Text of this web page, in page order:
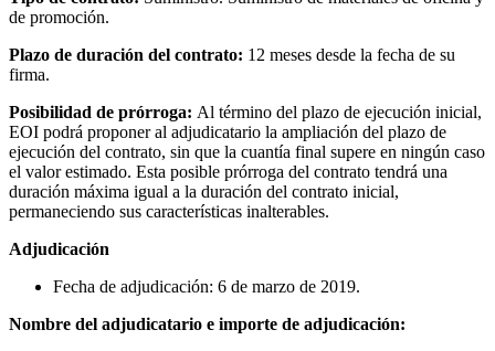
de promoción.
Plazo de duración del contrato: 12 meses desde la fecha de su
firma.
Posibilidad de prórroga: Al término del plazo de ejecución inicial,
EOI podrá proponer al adjudicatario la ampliación del plazo de
ejecución del contrato, sin que la cuantía final supere en ningún caso
el valor estimado. Esta posible prórroga del contrato tendrá una
duración máxima igual a la duración del contrato inicial,
permaneciendo sus características inalterables.
Adjudicación
Fecha de adjudicación: 6 de marzo de 2019.
Nombre del adjudicatario e importe de adjudicación: